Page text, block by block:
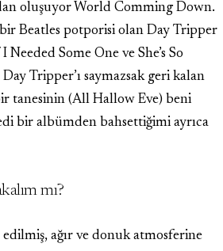
oluşuyor World Comming Down.
Beatles potporisi olan Day Tripper
Some One ve She’s So
Tripper’ı saymazsak geri kalan
tanesinin (All Hallow Eve) beni
bir albümden bahsettiğimi ayrıca
mı?
edilmiş, ağır ve donuk atmosferine